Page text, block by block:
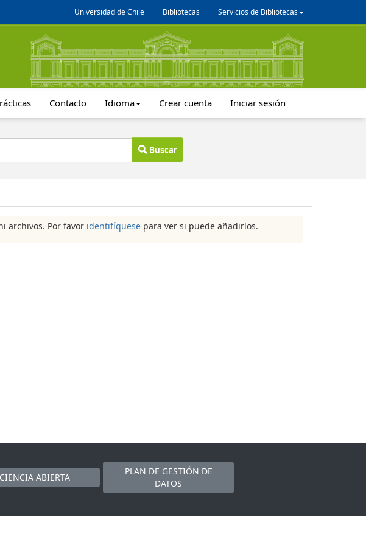
Universidad de Chile Bibliotecas Servicios de Bibliotecas
Contacto Idioma Crear cuenta Iniciar sesión
Buscar
archivos. Por favor identifíquese para ver si puede añadirlos.
CIENCIA ABIERTA
PLAN DE GESTIÓN DE
DATOS